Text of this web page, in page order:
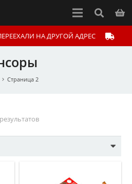
НА ДРУГОЙ АДРЕС
Страница 2